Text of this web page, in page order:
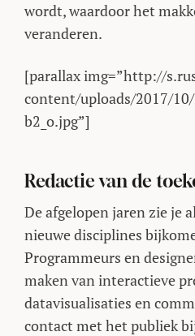
wordt, waardoor het
veranderen.
[parallax img=”http://
content/uploads/2017/
b2_o.jpg”]
Redactie van de
De afgelopen jaren zie je
nieuwe disciplines
Programmeurs en
maken van interactieve
datavisualisaties en
contact met het publiek